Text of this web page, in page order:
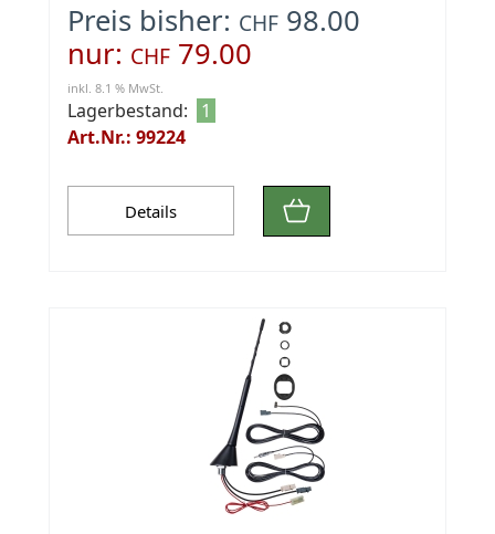
Preis bisher: CHF 98.00
nur: CHF 79.00
inkl. 8.1 % MwSt.
Lagerbestand:
1
Art.Nr.: 99224
Details